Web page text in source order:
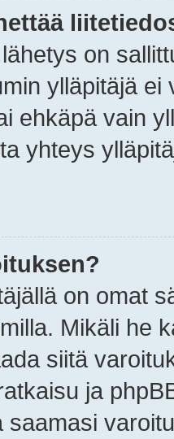
on
ylläpitäjä
ehkäpä vain
yhteys
on omat
Mikäli he
siitä
ja
saamasi